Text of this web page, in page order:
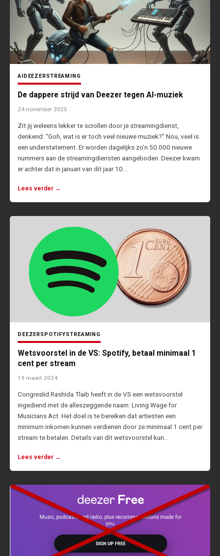
AIDEEZERSTREAMING
De dappere strijd van Deezer tegen AI-muziek
24 november 2025
Zit jij weleens lekker te scrollen door je streamingdienst,
denkend: “Goh, wat is er toch veel nieuwe muziek?” Nou, veel is
een understatement. Er worden dagelijks zo’n 50.000 nieuwe
nummers aan de streamingdiensten aangeboden. Deezer kwam
er achter dat in januari van dit jaar 10…
Lees verder →
DEEZERSPOTIFYSTREAMING
Wetsvoorstel in de VS: Spotify, betaal minimaal 1
cent per stream
19 maart 2024
Congreslid Rashida Tlaib heeft in de VS een wetsvoorstel
ingediend met de alleszeggende naam: Living Wage for
Musicians Act. Het doel is te bereiken dat artiesten een
minimum inkomen kunnen verdienen door ze minimaal 1 cent per
stream te betalen. Details van dit wetsvoorstel kun…
Lees verder →